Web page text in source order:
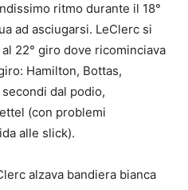
ritmo durante il 18°
ad asciugarsi. LeClerc si
22° giro dove ricominciava
Hamilton, Bottas,
dal podio,
(con problemi
alle slick).
alzava bandiera bianca